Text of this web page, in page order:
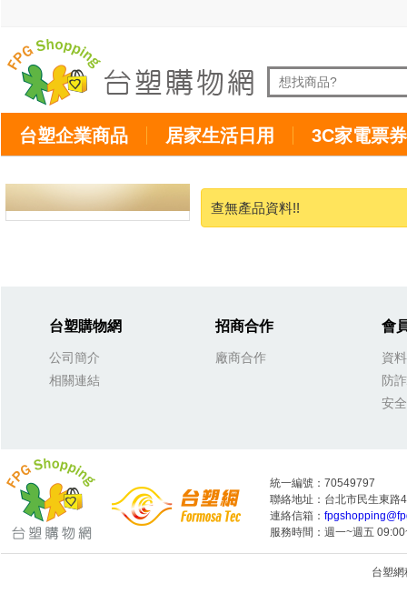
台塑企業商品 居家生活日用 3C家電票券
查無產品資料!!
台塑購物網
公司簡介
相關連結
招商合作
廠商合作
會
資
防
安
統一編號：70549797
聯絡地址：台北市民生東路
連絡信箱：
服務時間：週一~週五
台塑